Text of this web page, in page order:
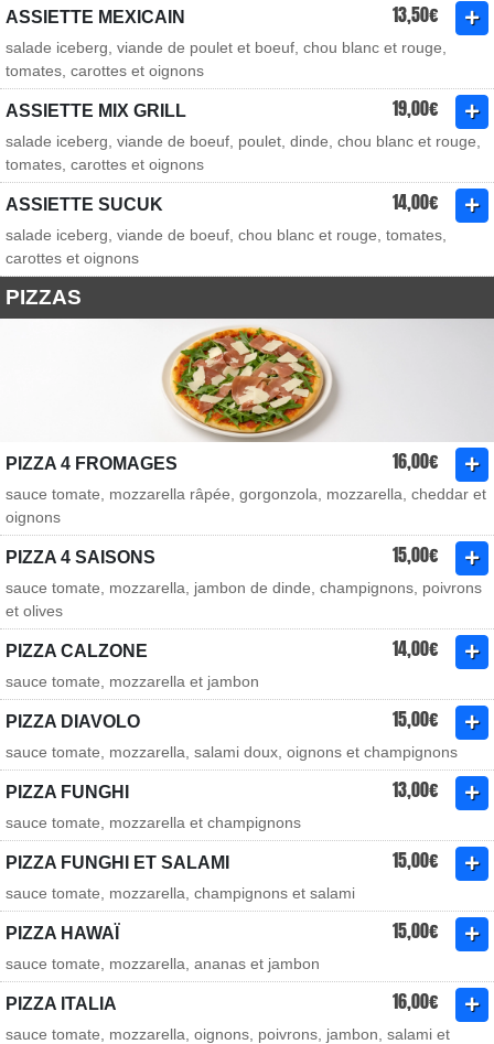
ASSIETTE MEXICAIN 13,50€
salade iceberg, viande de poulet et boeuf, chou blanc et rouge,
tomates, carottes et oignons
ASSIETTE MIX GRILL 19,00€
salade iceberg, viande de boeuf, poulet, dinde, chou blanc et rouge,
tomates, carottes et oignons
ASSIETTE SUCUK 14,00€
salade iceberg, viande de boeuf, chou blanc et rouge, tomates,
carottes et oignons
PIZZAS
PIZZA 4 FROMAGES 16,00€
sauce tomate, mozzarella râpée, gorgonzola, mozzarella, cheddar et
oignons
PIZZA 4 SAISONS 15,00€
sauce tomate, mozzarella, jambon de dinde, champignons, poivrons
et olives
PIZZA CALZONE 14,00€
sauce tomate, mozzarella et jambon
PIZZA DIAVOLO 15,00€
sauce tomate, mozzarella, salami doux, oignons et champignons
PIZZA FUNGHI 13,00€
sauce tomate, mozzarella et champignons
PIZZA FUNGHI ET SALAMI 15,00€
sauce tomate, mozzarella, champignons et salami
PIZZA HAWAÏ 15,00€
sauce tomate, mozzarella, ananas et jambon
PIZZA ITALIA 16,00€
sauce tomate, mozzarella, oignons, poivrons, jambon, salami et